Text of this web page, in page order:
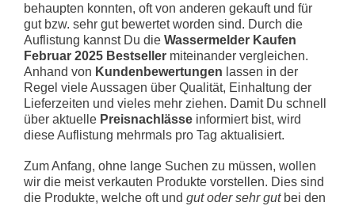
behaupten konnten, oft von anderen gekauft und für
gut bzw. sehr gut bewertet worden sind. Durch die
Auflistung kannst Du die Wassermelder Kaufen
Februar 2025 Bestseller miteinander vergleichen.
Anhand von Kundenbewertungen lassen in der
Regel viele Aussagen über Qualität, Einhaltung der
Lieferzeiten und vieles mehr ziehen. Damit Du schnell
über aktuelle Preisnachlässe informiert bist, wird
diese Auflistung mehrmals pro Tag aktualisiert.
Zum Anfang, ohne lange Suchen zu müssen, wollen
wir die meist verkauten Produkte vorstellen. Dies sind
die Produkte, welche oft und gut oder sehr gutbei den